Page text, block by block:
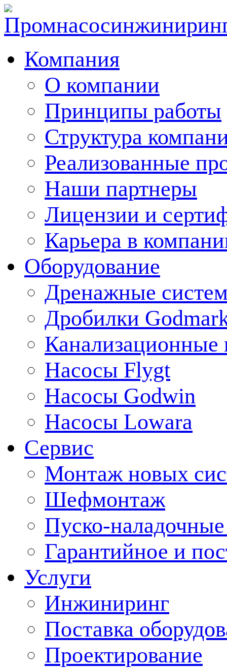
Компания
О компании
Принципы работы
Структура
Реализованные
Наши партнеры
Лицензии и
Карьера в
Оборудование
Дренажные
Дробилки
Канализационные
Насосы Flygt
Насосы Godwin
Насосы Lowara
Сервис
Монтаж новых
Шефмонтаж
Пуско-
Гарантийное и
Услуги
Инжиниринг
Поставка
Проектирование